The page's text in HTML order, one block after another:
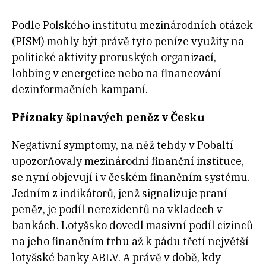
Podle Polského institutu mezinárodních otázek
(PISM) mohly být právě tyto peníze využity na
politické aktivity proruských organizací,
lobbing v energetice nebo na financování
dezinformačních kampaní.
Příznaky špinavých peněz v Česku
Negativní symptomy, na něž tehdy v Pobaltí
upozorňovaly mezinárodní finanční instituce,
se nyní objevují i v českém finančním systému.
Jedním z indikátorů, jenž signalizuje praní
peněz, je podíl nerezidentů na vkladech v
bankách. Lotyšsko dovedl masivní podíl cizinců
na jeho finančním trhu až k pádu třetí největší
lotyšské banky ABLV. A právě v době, kdy